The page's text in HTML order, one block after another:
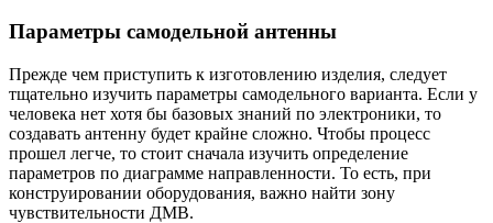
Параметры самодельной антенны
Прежде чем приступить к изготовлению изделия, следует
тщательно изучить параметры самодельного варианта. Если у
человека нет хотя бы базовых знаний по электроники, то
создавать антенну будет крайне сложно. Чтобы процесс
прошел легче, то стоит сначала изучить определение
параметров по диаграмме направленности. То есть, при
конструировании оборудования, важно найти зону
чувствительности ДМВ.